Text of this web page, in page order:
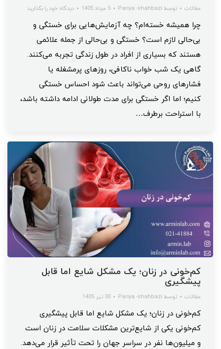
مقالات توسط Pariya -shahbazi 5 مرداد 1405 دیدگاه خود را بگذارید
چرا همیشه خسته‌ام؟ چه آزمایش‌هایی برای خستگی و
بی‌حالی لازم است؟ خستگی و بی‌حالی از جمله علائمی
هستند که بسیاری از افراد در طول زندگی تجربه می‌کنند.
گاهی یک شب خواب ناکافی، روزهای پرمشغله یا
فشارهای روحی می‌تواند باعث شود احساس خستگی
کنیم؛ اما اگر خستگی برای مدت طولانی ادامه داشته باشد،
با استراحت برطرف…
کم‌خونی در زنان؛ یک مشکل شایع اما قابل
پیشگیری
مقالات توسط Pariya -shahbazi 30 تیر 1405
کم‌خونی در زنان؛ یک مشکل شایع اما قابل پیشگیری
کم‌خونی یکی از شایع‌ترین مشکلات سلامت در زنان است
و میلیون‌ها نفر در سراسر جهان را تحت تأثیر قرار می‌دهد.